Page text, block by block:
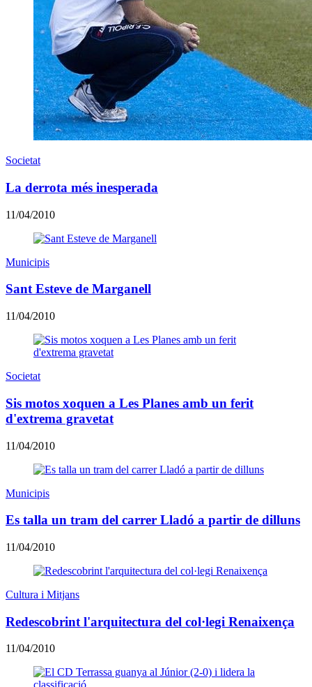
Societat
La derrota més inesperada
11/04/2010
Municipis
Sant Esteve de Marganell
11/04/2010
Societat
Sis motos xoquen a Les Planes amb un ferit
d'extrema gravetat
11/04/2010
Municipis
Es talla un tram del carrer Lladó a partir de dilluns
11/04/2010
Cultura i Mitjans
Redescobrint l'arquitectura del col·legi Renaixença
11/04/2010